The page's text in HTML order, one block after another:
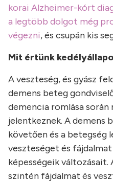
korai Alzheimer-kórt
a legtöbb dolgot még
végezni, és csupán kis
Mit értünk
A veszteség, és gyász
demens beteg
demencia romlása
jelentkeznek. A demens
követően és a betegség
veszteséget és
képességeik
szintén fájdalmat és